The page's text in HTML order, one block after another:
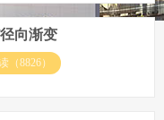
向渐变
（8826）